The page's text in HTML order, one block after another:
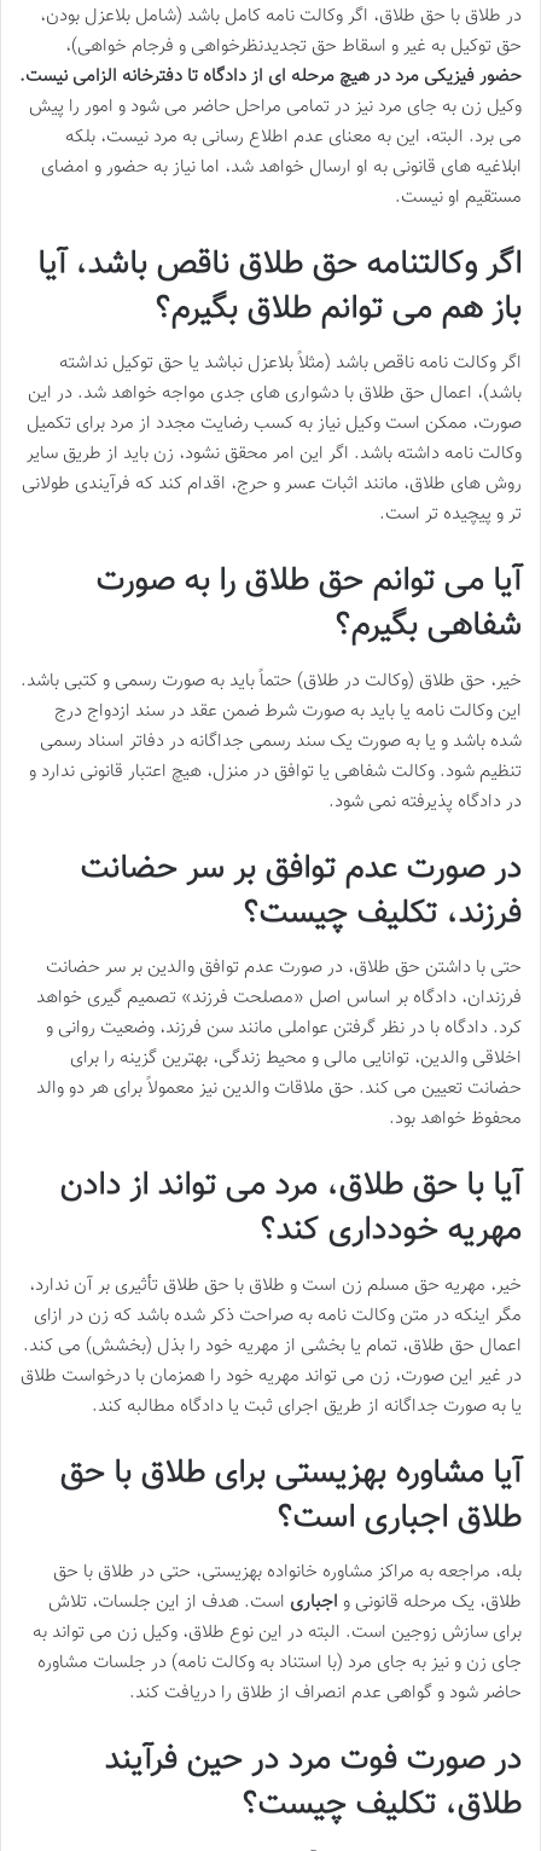
در طلاق با حق طلاق، اگر وکالت نامه کامل باشد (شامل بلاعزل بودن،
حق توکیل به غیر و اسقاط حق تجدیدنظرخواهی و فرجام خواهی)،
حضور فیزیکی مرد در هیچ مرحله ای از دادگاه تا دفترخانه الزامی نیست.
وکیل زن به جای مرد نیز در تمامی مراحل حاضر می شود و امور را پیش
می برد. البته، این به معنای عدم اطلاع رسانی به مرد نیست، بلکه
ابلاغیه های قانونی به او ارسال خواهد شد، اما نیاز به حضور و امضای
مستقیم او نیست.
اگر وکالتنامه حق طلاق ناقص باشد، آیا
باز هم می توانم طلاق بگیرم؟
اگر وکالت نامه ناقص باشد (مثلاً بلاعزل نباشد یا حق توکیل نداشته
باشد)، اعمال حق طلاق با دشواری های جدی مواجه خواهد شد. در این
صورت، ممکن است وکیل نیاز به کسب رضایت مجدد از مرد برای تکمیل
وکالت نامه داشته باشد. اگر این امر محقق نشود، زن باید از طریق سایر
روش های طلاق، مانند اثبات عسر و حرج، اقدام کند که فرآیندی طولانی
تر و پیچیده تر است.
آیا می توانم حق طلاق را به صورت
شفاهی بگیرم؟
خیر، حق طلاق (وکالت در طلاق) حتماً باید به صورت رسمی و کتبی باشد.
این وکالت نامه یا باید به صورت شرط ضمن عقد در سند ازدواج درج
شده باشد و یا به صورت یک سند رسمی جداگانه در دفاتر اسناد رسمی
تنظیم شود. وکالت شفاهی یا توافق در منزل، هیچ اعتبار قانونی ندارد و
در دادگاه پذیرفته نمی شود.
در صورت عدم توافق بر سر حضانت
فرزند، تکلیف چیست؟
حتی با داشتن حق طلاق، در صورت عدم توافق والدین بر سر حضانت
فرزندان، دادگاه بر اساس اصل «مصلحت فرزند» تصمیم گیری خواهد
کرد. دادگاه با در نظر گرفتن عواملی مانند سن فرزند، وضعیت روانی و
اخلاقی والدین، توانایی مالی و محیط زندگی، بهترین گزینه را برای
حضانت تعیین می کند. حق ملاقات والدین نیز معمولاً برای هر دو والد
محفوظ خواهد بود.
آیا با حق طلاق، مرد می تواند از دادن
مهریه خودداری کند؟
خیر، مهریه حق مسلم زن است و طلاق با حق طلاق تأثیری بر آن ندارد،
مگر اینکه در متن وکالت نامه به صراحت ذکر شده باشد که زن در ازای
اعمال حق طلاق، تمام یا بخشی از مهریه خود را بذل (بخشش) می کند.
در غیر این صورت، زن می تواند مهریه خود را همزمان با درخواست طلاق
یا به صورت جداگانه از طریق اجرای ثبت یا دادگاه مطالبه کند.
آیا مشاوره بهزیستی برای طلاق با حق
طلاق اجباری است؟
بله، مراجعه به مراکز مشاوره خانواده بهزیستی، حتی در طلاق با حق
طلاق، یک مرحله قانونی و اجباری است. هدف از این جلسات، تلاش
برای سازش زوجین است. البته در این نوع طلاق، وکیل زن می تواند به
جای زن و نیز به جای مرد (با استناد به وکالت نامه) در جلسات مشاوره
حاضر شود و گواهی عدم انصراف از طلاق را دریافت کند.
در صورت فوت مرد در حین فرآیند
طلاق، تکلیف چیست؟